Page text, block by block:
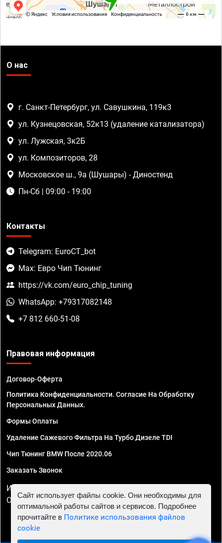
О нас
г. Санкт-Петербург, ул. Савушкина, 119к3
ул. Кузнецовская, 52к13 (удаление катализатора)
ул. Лужская, 3к2Б
ул. Композиторов, 28
Московское ш., 9а (Шушары) - Диностенд
Пн-Сб | 09:00 - 19:00
Контакты
Telegram: EuroCT_bot
Max: Евро Чип Тюнинг
https://vk.com/euro_chip_tuning
WhatsApp: +79317082148
+7 812 660-51-08
Правовая информация
Договор-Оферта
Политика Конфиденциальности. Согласие На Обработку
Персональных Данных.
Формы Оплаты
Удаление Сажевого Фильтра На Турбо Дизеле TDI
Чип Тюнинг BMW После 2020.06
Заказать Звонок
ИП Смирнов Георгий Павлович. ИНН 781302555843,
ОГРНИП 324470400032610
Сайт использует файлы cookie. Они необходимы для
оптимальной работы сайтов и сервисов. Подробнее
прочитайте в Политике использования файлов
cookie